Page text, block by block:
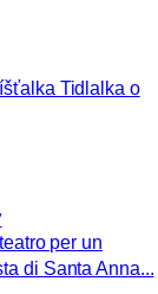
Tidlalka o
per un
di Santa Anna...